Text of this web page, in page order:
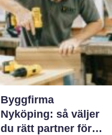
från 60- och 70-talet, ä...
Byggfirma
Nyköping: så väljer
du rätt partner för